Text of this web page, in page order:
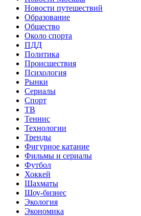
Новости путешествий
Образование
Общество
Около спорта
ПДД
Политика
Происшествия
Психология
Рынки
Сериалы
Спорт
ТВ
Теннис
Технологии
Тренды
Фигурное катание
Фильмы и сериалы
Футбол
Хоккей
Шахматы
Шоу-бизнес
Экология
Экономика